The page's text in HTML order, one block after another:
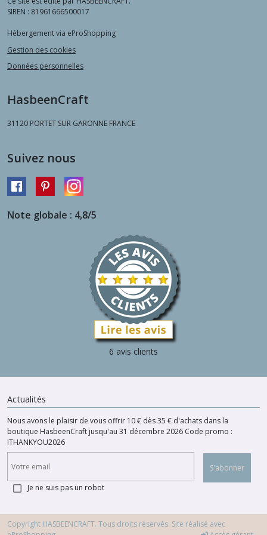
SIREN : 81961666500017
Hébergement via eProShopping
Gestion des cookies
Données personnelles
HasbeenCraft
31120 PORTET SUR GARONNE FRANCE
Suivez nous
Note globale : 4,8/5
6 avis clients
Actualités
Nous avons le plaisir de vous offrir 10 € dès 35 € d'achats dans la
boutique HasbeenCraft jusqu'au 31 décembre 2026 Code promo :
ITHANKYOU2026
S'abonner
Je ne suis pas un robot
Copyright HASBEENCRAFT. Tous droits réservés. Site réalisé avec